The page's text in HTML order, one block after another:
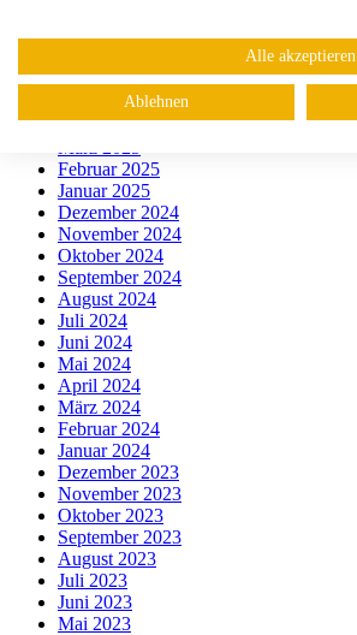
August 2025
Juni 2025
Mai 2025
April 2025
Februar 2025
Januar 2025
Dezember 2024
November 2024
Oktober 2024
September 2024
August 2024
Juli 2024
Juni 2024
Mai 2024
April 2024
März 2024
Februar 2024
Januar 2024
Dezember 2023
November 2023
Oktober 2023
September 2023
August 2023
Juli 2023
Juni 2023
Mai 2023
Alle akzeptieren
Ablehnen